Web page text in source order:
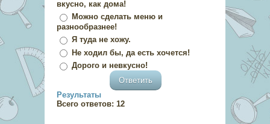
вкусно, как дома!
Можно сделать меню и
разнообразнее!
Я туда не хожу.
Не ходил бы, да есть хочется!
Дорого и невкусно!
Результаты
Всего ответов: 12